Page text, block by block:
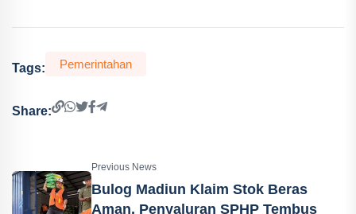
Tags: Pemerintahan
Share:
Previous News
Bulog Madiun Klaim Stok Beras
Aman, Penyaluran SPHP Tembus